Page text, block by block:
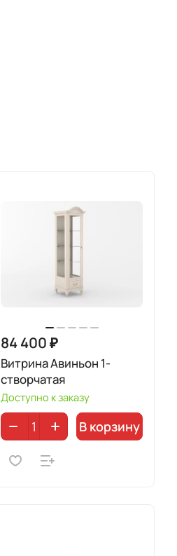
84 400 ₽
Витрина Авиньон 1-
створчатая
Доступно к заказу
В корзину